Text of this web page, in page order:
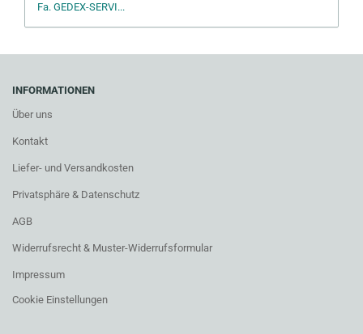
Fa. GEDEX-SERVI...
INFORMATIONEN
Über uns
Kontakt
Liefer- und Versandkosten
Privatsphäre & Datenschutz
AGB
Widerrufsrecht & Muster-Widerrufsformular
Impressum
Cookie Einstellungen